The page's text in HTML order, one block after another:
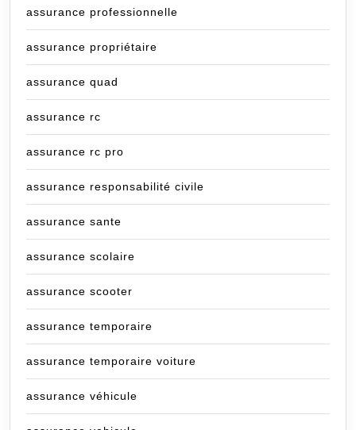
assurance professionnelle
assurance propriétaire
assurance quad
assurance rc
assurance rc pro
assurance responsabilité civile
assurance sante
assurance scolaire
assurance scooter
assurance temporaire
assurance temporaire voiture
assurance véhicule